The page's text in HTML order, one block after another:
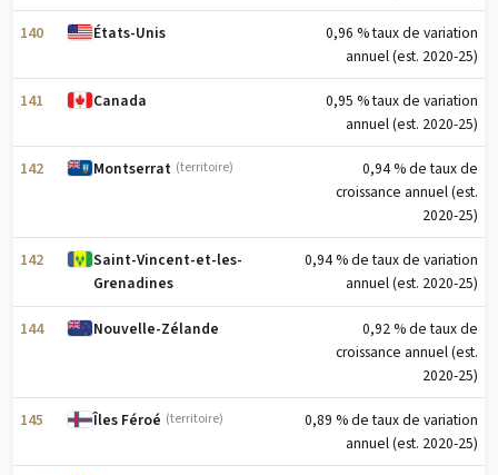
140 États-Unis
0,96 % taux de variation
annuel (est. 2020-25)
141 Canada
0,95 % taux de variation
annuel (est. 2020-25)
142 Montserrat (territoire)
0,94 % de taux de
croissance annuel (est.
2020-25)
142
Saint-Vincent-et-les-
Grenadines
0,94 % de taux de variation
annuel (est. 2020-25)
144 Nouvelle-Zélande
0,92 % de taux de
croissance annuel (est.
2020-25)
145 Îles Féroé (territoire)
0,89 % de taux de variation
annuel (est. 2020-25)